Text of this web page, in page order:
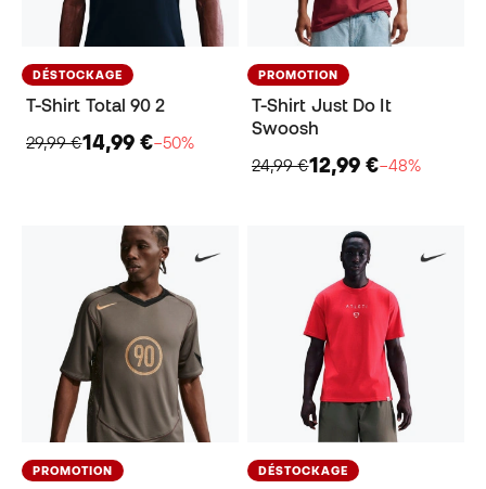
DÉSTOCKAGE
T-Shirt Total 90 2
29,99 €14,99 €−50%
PROMOTION
T-Shirt Just Do It
Swoosh
24,99 €12,99 €−48%
PROMOTION DÉSTOCKAGE